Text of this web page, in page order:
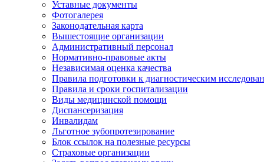
Уставные документы
Фотогалерея
Законодательная карта
Вышестоящие организации
Административный персонал
Нормативно-правовые акты
Независимая оценка качества
Правила подготовки к диагностическим
Правила и сроки госпитализации
Виды медицинской помощи
Диспансеризация
Инвалидам
Льготное зубопротезирование
Блок ссылок на полезные ресурсы
Страховые организации